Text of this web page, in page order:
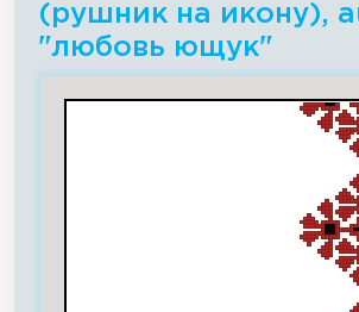
(рушник на икону),
"любовь ющук"